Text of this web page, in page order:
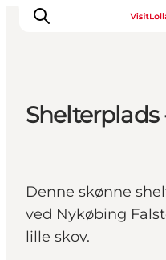
For børn
Kultur
Gastronomi
Shelterplads
Denne skønne
ved Nykøbing
lille skov.